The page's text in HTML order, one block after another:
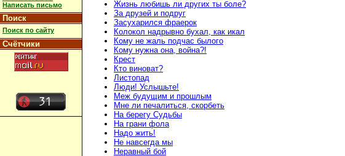
Написать письмо
Поиск
Поиск по сайту
Счётчики
Жизнь любишь ли других ты боле?
За друзей и подруг
Засухарился фраерок
Колокол надрывно бухал, как икал
Кому не жаль подчас былого
Кому нужна она, война?!
Крест
Кто виноват?
Листопад
Люди! Услышьте!
Меж будущим и прошлым
Мне ли печалиться, скорбеть
На берегу Судьбы
На грани фола
Надо жить!
Не навсегда мы
Неравный бой